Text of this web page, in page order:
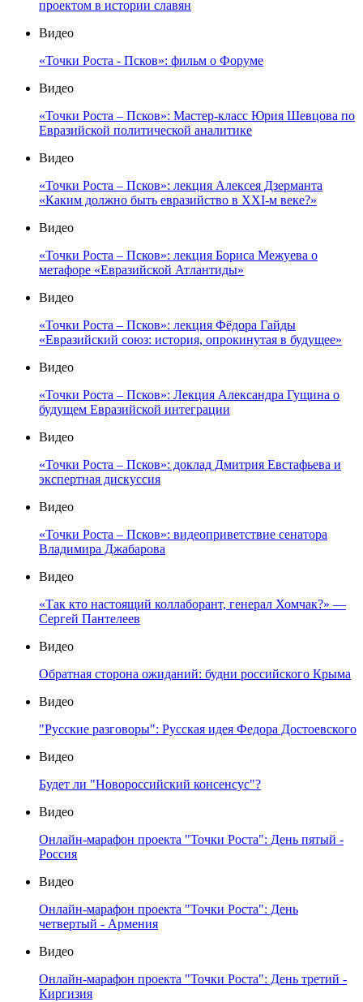
проектом в истории славян
Видео
«Точки Роста - Псков»: фильм о Форуме
Видео
«Точки Роста – Псков»: Мастер-класс Юрия Шевцова по
Евразийской политической аналитике
Видео
«Точки Роста – Псков»: лекция Алексея Дзерманта
«Каким должно быть евразийство в XXI-м веке?»
Видео
«Точки Роста – Псков»: лекция Бориса Межуева о
метафоре «Евразийской Атлантиды»
Видео
«Точки Роста – Псков»: лекция Фёдора Гайды
«Евразийский союз: история, опрокинутая в будущее»
Видео
«Точки Роста – Псков»: Лекция Александра Гущина о
будущем Евразийской интеграции
Видео
«Точки Роста – Псков»: доклад Дмитрия Евстафьева и
экспертная дискуссия
Видео
«Точки Роста – Псков»: видеоприветствие сенатора
Владимира Джабарова
Видео
«Так кто настоящий коллаборант, генерал Хомчак?» —
Сергей Пантелеев
Видео
Обратная сторона ожиданий: будни российского Крыма
Видео
"Русские разговоры": Русская идея Федора Достоевского
Видео
Будет ли "Новороссийский консенсус"?
Видео
Онлайн-марафон проекта "Точки Роста": День пятый -
Россия
Видео
Онлайн-марафон проекта "Точки Роста": День
четвертый - Армения
Видео
Онлайн-марафон проекта "Точки Роста": День третий -
Киргизия